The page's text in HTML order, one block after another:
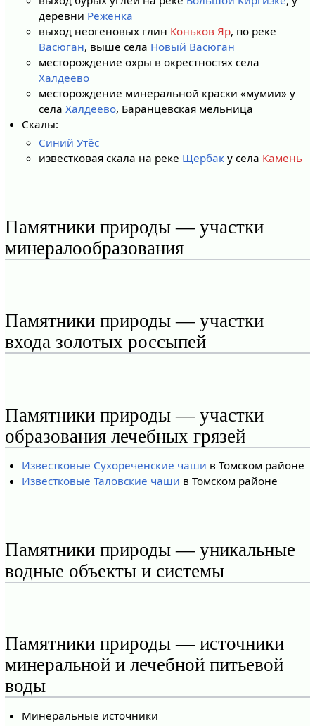
деревни Реженка
выход неогеновых глин Коньков Яр, по реке
Васюган, выше села Новый Васюган
месторождение охры в окрестностях села
Халдеево
месторождение минеральной краски «мумии» у
селаХалдеево, Баранцевская мельница
Скалы:
Синий Утёс
известковая скала на реке Щербак у села Камень
Памятники природы — участки
минералообразования
Памятники природы — участки
входа золотых россыпей
Памятники природы — участки
образования лечебных грязей
Известковые Сухореченские чаши в Томском районе
Известковые Таловские чаши в Томском районе
Памятники природы — уникальные
водные объекты и системы
Памятники природы — источники
минеральной и лечебной питьевой
воды
Минеральные источники